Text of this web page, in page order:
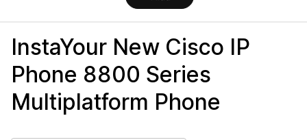
InstaYour New Cisco IP
Phone 8800 Series
Multiplatform Phone